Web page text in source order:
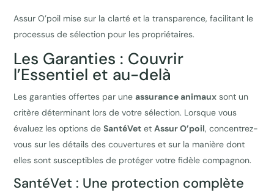
Assur O’poil mise sur la clarté et la transparence, facilitant le
processus de sélection pour les propriétaires.
Les Garanties : Couvrir
l’Essentiel et au-delà
Les garanties offertes par uneassurance animaux sont un
critère déterminant lors de votre sélection. Lorsque vous
évaluez les options deSantéVet etAssur O’poil, concentrez-
vous sur les détails des couvertures et sur la manière dont
elles sont susceptibles de protéger votre fidèle compagnon.
SantéVet : Une protection complète